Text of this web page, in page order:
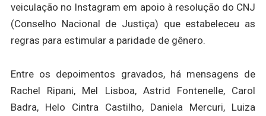
veiculação no Instagram em apoio à resolução do CNJ
(Conselho Nacional de Justiça) que estabeleceu as
regras para estimular a paridade de gênero.
Entre os depoimentos gravados, há mensagens de
Rachel Ripani, Mel Lisboa, Astrid Fontenelle, Carol
Badra, Helo Cintra Castilho, Daniela Mercuri, Luiza